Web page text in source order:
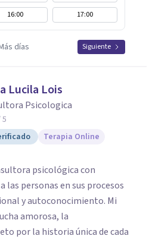
16:00 17:00
días Siguiente
Lucila Lois
Psicologica
Terapia Online
psicológica con
las personas en sus procesos
y autoconocimiento. Mi
amorosa, la
por la historia única de cada